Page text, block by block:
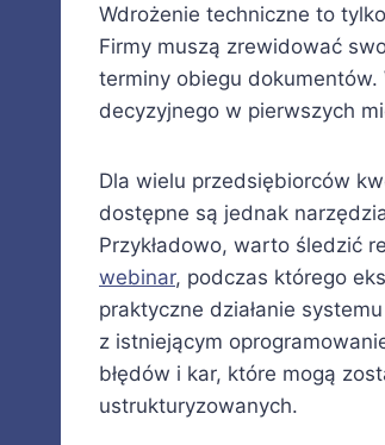
Wdrożenie techniczne to
Firmy muszą zrewidować
terminy obiegu
decyzyjnego w pierwszych
Dla wielu przedsiębiorców
dostępne są jednak
Przykładowo, warto śledzić
webinar, podczas którego
praktyczne działanie
z istniejącym
błędów i kar, które mogą
ustrukturyzowanych.